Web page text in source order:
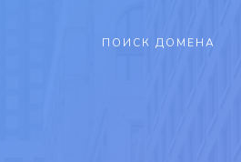
ПОИСК ДОМЕНА